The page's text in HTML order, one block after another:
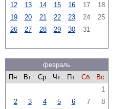
12
13 14 15 16 17
18
19
20 21 22 23 24
25
26
27 28 29 30 31
февраль
Пн
Вт Ср Чт Пт Сб
Вс
1
2
3 4 5 6 7
8